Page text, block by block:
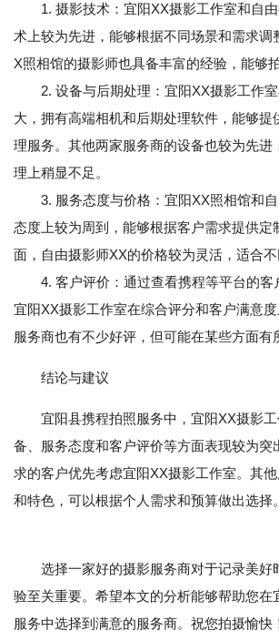
1. 摄影技术：宜阳XX摄影工作室和自
术上较为先进，能够根据不同场景和需求调
X照相馆的摄影师也具备丰富的经验，能够
2. 设备与后期处理：宜阳XX摄影工作室
大，拥有高端相机和后期处理软件，能够提
理服务。其他两家服务商的设备也较为先进
理上稍显不足。
3. 服务态度与价格：宜阳XX照相馆和自
态度上较为周到，能够根据客户需求提供定
面，自由摄影师XX的价格较为灵活，适合不
4. 客户评价：通过查看携程等平台的客
宜阳XX摄影工作室在综合评分和客户满意
服务商也有不少好评，但可能在某些方面有
结论与建议
宜阳县携程拍照服务中，宜阳XX摄影
备、服务态度和客户评价等方面表现较为突
求的客户优先考虑宜阳XX摄影工作室。其
和特色，可以根据个人需求和预算做出选择。
选择一家好的摄影服务商对于记录美好
验至关重要。希望本文的分析能够帮助您在
服务中选择到满意的服务商。祝您拍摄愉快